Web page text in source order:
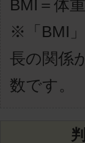
BMI＝体
※「BMI
長の関係
数です。